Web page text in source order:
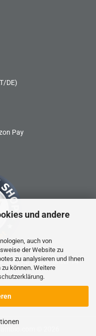
und andere
auch von
der Website zu
zu analysieren und Ihnen
können. Weitere
.
DE)
Pay
nicht für Kinder unter 14